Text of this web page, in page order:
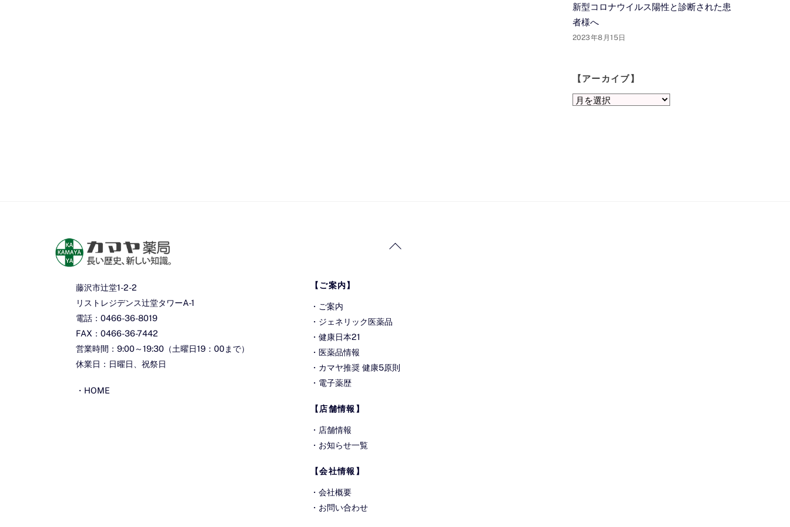
新型コロナウイルス陽性と診断された患
者様へ
2023年8月15日
【アーカイブ】
【ア
Back
藤沢市辻堂1-2-2
リストレジデンス辻堂タワーA-1
電話：0466-36-8019
FAX：0466-36-7442
営業時間：9:00～19:30（土曜日19：00まで）
休業日：日曜日、祝祭日
・ HOME
【ご案内】
・ ご案内
・ ジェネリック医薬品
・健康日本21
・医薬品情報
・ カマヤ推奨 健康5原則
・ 電子薬歴
【店舗情報】
・ 店舗情報
・ お知らせ一覧
【会社情報】
・会社概要
・ お問い合わせ